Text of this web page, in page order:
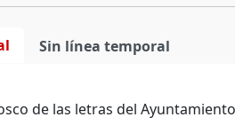
Sin línea temporal
de las letras del